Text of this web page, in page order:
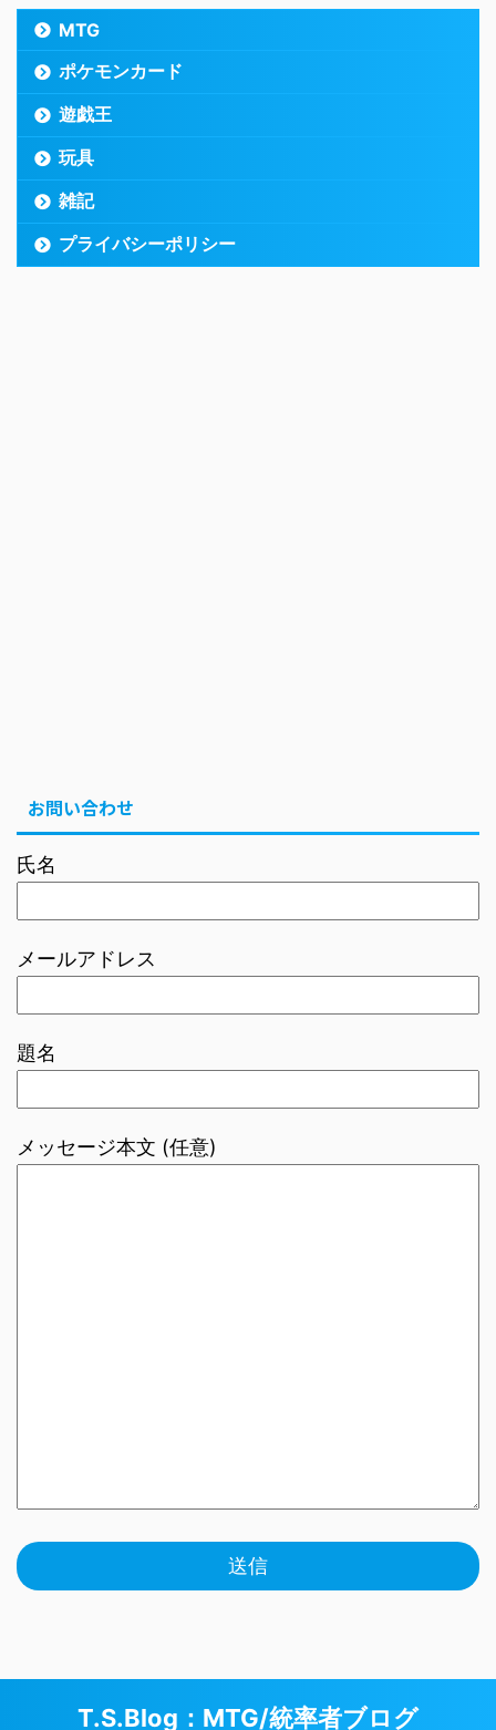
MTG
ポケモンカード
遊戯王
玩具
雑記
プライバシーポリシー
お問い合わせ
氏名
メールアドレス
題名
メッセージ本文 (任意)
T.S.Blog：MTG/統率者ブログ